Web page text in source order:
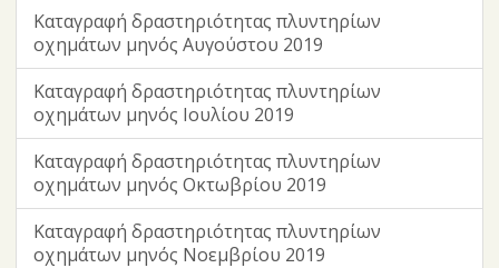
Καταγραφή δραστηριότητας πλυντηρίων
οχημάτων μηνός Αυγούστου 2019
Καταγραφή δραστηριότητας πλυντηρίων
οχημάτων μηνός Ιουλίου 2019
Καταγραφή δραστηριότητας πλυντηρίων
οχημάτων μηνός Οκτωβρίου 2019
Καταγραφή δραστηριότητας πλυντηρίων
οχημάτων μηνός Νοεμβρίου 2019